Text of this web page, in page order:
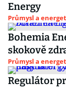
Energy
Průmysl a
Bohemia
skokově
Průmysl a
Regulátor